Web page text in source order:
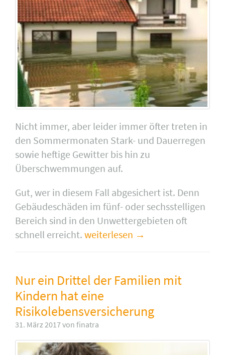
Nicht immer, aber leider immer öfter treten in
den Sommermonaten Stark- und Dauerregen
sowie heftige Gewitter bis hin zu
Überschwemmungen auf.
Gut, wer in diesem Fall abgesichert ist. Denn
Gebäudeschäden im fünf- oder sechsstelligen
Bereich sind in den Unwettergebieten oft
schnell erreicht. weiterlesen
Nur ein Drittel der Familien mit
Kindern hat eine
Risikolebensversicherung
31. März 2017 von finatra